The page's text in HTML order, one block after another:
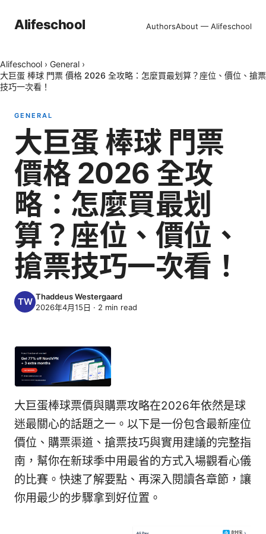
Alifeschool AuthorsAbout — Alifeschool
Alifeschool › General ›
大巨蛋 棒球 門票 價格 2026 全攻略：怎麼買最划算？座位、價位、搶票
技巧一次看！
GENERAL
大巨蛋 棒球 門票
價格 2026 全攻
略：怎麼買最划
算？座位、價位、
搶票技巧一次看！
Thaddeus Westergaard
2026年4月15日 · 2 min read
大巨蛋棒球票價與購票攻略在2026年依然是球
迷最關心的話題之一。以下是一份包含最新座位
價位、購票渠道、搶票技巧與實用建議的完整指
南，幫你在新球季中用最省的方式入場觀看心儀
的比賽。快速了解要點、再深入閱讀各章節，讓
你用最少的步驟拿到好位置。